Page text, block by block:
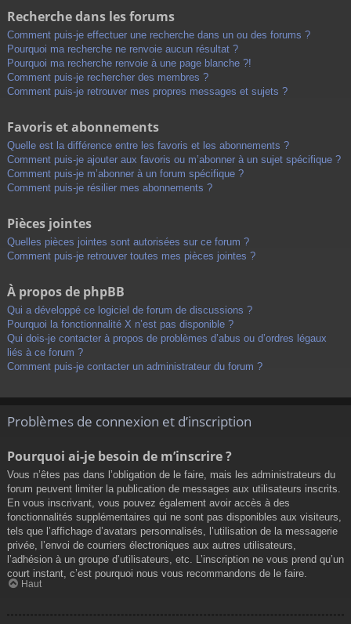
Recherche dans les forums
Comment puis-je effectuer une recherche dans un ou des forums ?
Pourquoi ma recherche ne renvoie aucun résultat ?
Pourquoi ma recherche renvoie à une page blanche ?!
Comment puis-je rechercher des membres ?
Comment puis-je retrouver mes propres messages et sujets ?
Favoris et abonnements
Quelle est la différence entre les favoris et les abonnements ?
Comment puis-je ajouter aux favoris ou m’abonner à un sujet spécifique ?
Comment puis-je m’abonner à un forum spécifique ?
Comment puis-je résilier mes abonnements ?
Pièces jointes
Quelles pièces jointes sont autorisées sur ce forum ?
Comment puis-je retrouver toutes mes pièces jointes ?
À propos de phpBB
Qui a développé ce logiciel de forum de discussions ?
Pourquoi la fonctionnalité X n’est pas disponible ?
Qui dois-je contacter à propos de problèmes d’abus ou d’ordres légaux
liés à ce forum ?
Comment puis-je contacter un administrateur du forum ?
Problèmes de connexion et d’inscription
Pourquoi ai-je besoin de m’inscrire ?
Vous n’êtes pas dans l’obligation de le faire, mais les administrateurs du
forum peuvent limiter la publication de messages aux utilisateurs inscrits.
En vous inscrivant, vous pouvez également avoir accès à des
fonctionnalités supplémentaires qui ne sont pas disponibles aux visiteurs,
tels que l’affichage d’avatars personnalisés, l’utilisation de la messagerie
privée, l’envoi de courriers électroniques aux autres utilisateurs,
l’adhésion à un groupe d’utilisateurs, etc. L’inscription ne vous prend qu’un
court instant, c’est pourquoi nous vous recommandons de le faire.
Haut